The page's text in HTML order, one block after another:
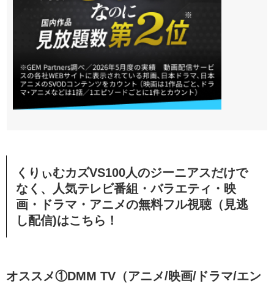
くりぃむカズVS100人のジーニアスだけで
なく、人気テレビ番組・バラエティ・映
画・ドラマ・アニメの無料フル視聴（見逃
し配信)はこちら！
オススメ①DMM TV（アニメ/映画/ドラマ/エン